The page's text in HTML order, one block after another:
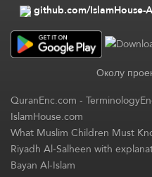
github.com/IslamHouse-
Околу
QuranEnc.com-
IslamHouse.com
What Muslim Children Must
Riyadh Al-Salheen with
Bayan Al-Islam